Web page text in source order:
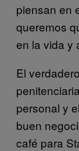
piensan en
queremos
en la vida y
El
personal y
buen
café para